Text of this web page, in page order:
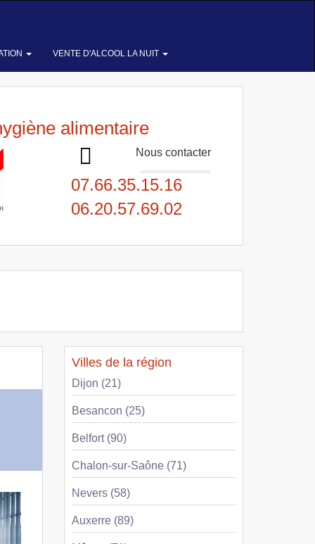
VENTE D'ALCOOL LA NUIT
alimentaire
Nous contacter
07.66.35.15.16
06.20.57.69.02
Villes de la région
Dijon (21)
Besancon (25)
Belfort (90)
Chalon-sur-Saône (71)
Nevers (58)
Auxerre (89)